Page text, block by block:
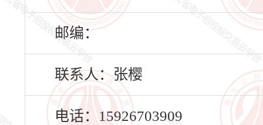
邮编：
联系人：张樱
电话：15926703909